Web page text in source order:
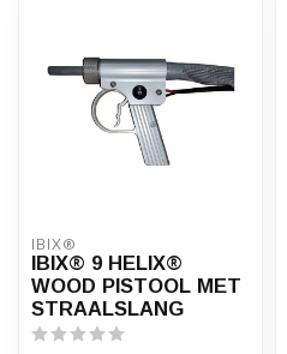
IBIX®
IBIX® 9 HELIX®
WOOD PISTOOL MET
STRAALSLANG